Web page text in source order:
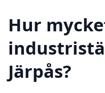
Hur
Järpås?